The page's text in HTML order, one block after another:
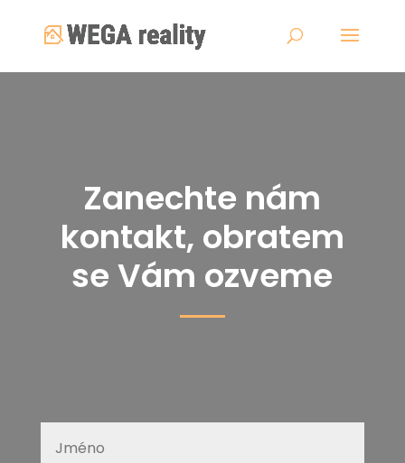
Zanechte nám
kontakt, obratem
se Vám ozveme